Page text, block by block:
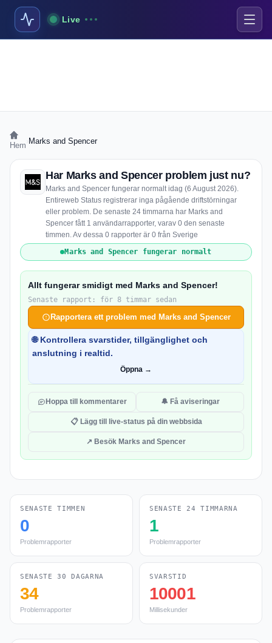
Live
Hem Marks and Spencer
Har Marks and Spencer problem just nu?
Marks and Spencer fungerar normalt idag (6 August 2026).
Entireweb Status registrerar inga pågående driftstörningar
eller problem. De senaste 24 timmarna har Marks and
Spencer fått 1 användarrapporter, varav 0 den senaste
timmen. Av dessa 0 rapporter är 0 från Sverige
Marks and Spencer fungerar normalt
Allt fungerar smidigt med Marks and Spencer!
Senaste rapport: för 8 timmar sedan
Rapportera ett problem med Marks and Spencer
🌐 Kontrollera svarstider, tillgänglighet och
anslutning i realtid.
Öppna →
Hoppa till kommentarer 🔔 Få aviseringar
📋 Lägg till live-status på din webbsida
↗ Besök Marks and Spencer
SENASTE TIMMEN
0
Problemrapporter
SENASTE 24 TIMMARNA
1
Problemrapporter
SENASTE 30 DAGARNA
34
Problemrapporter
SVARSTID
10001
Millisekunder